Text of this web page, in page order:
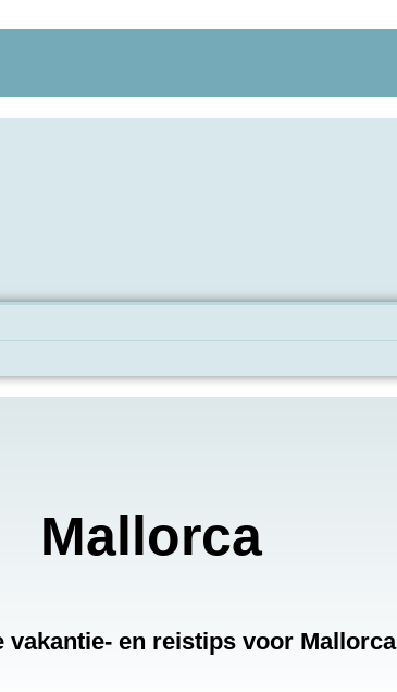
Mallorca
vakantie- en reistips voor Mallorca